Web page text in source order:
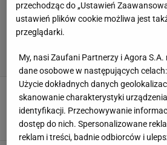
Krzysztof Piątek
Polska. Piłkarzowi
narzeczona
MATERIAŁ PROMOCYJNY PR
przechodząc do „Ustawień
ustawień plików cookie możliwa jest
przeglądarki.
My, nasi Zaufani Partnerzy i Agora
dane osobowe w następujących celach:
Użycie dokładnych danych
skanowanie charakterystyki
identyfikacji. Przechowywanie
dostęp do nich. Spersonalizowane
reklam i treści, badnie odbiorców i